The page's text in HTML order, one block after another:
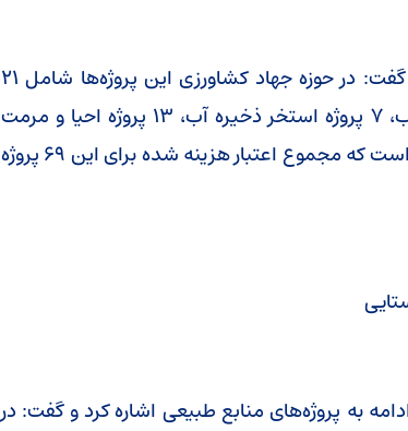
وی در خصوص جزئیات پروژه‌های جهاد کشاورزی گفت: در حوزه جهاد کشاورزی این پروژه‌ها شامل ۲۱
پروژه سامانه‌های نوین آبیاری، ۲۶ پروژه انتقال آب، ۷ پروژه استخر ذخیره آب، ۱۳ پروژه احیا و مرمت
قنوات و دو پروژه احداث جاده و ساختمان شبکه است که مجموع اعتبار هزینه شده برای این ۶۹ پروژه
به پروژه‌های منابع طبیعی اشاره کرد و گفت: در